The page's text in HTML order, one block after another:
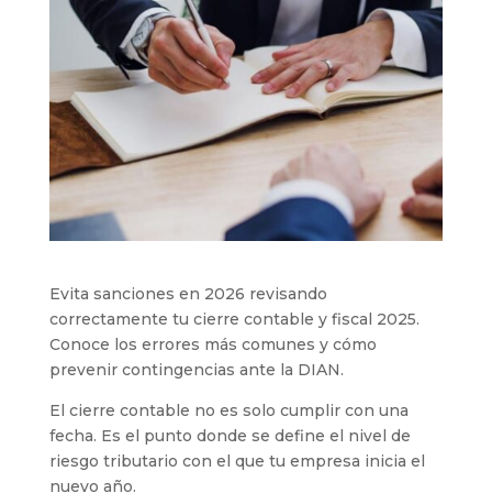
Evita sanciones en 2026 revisando
correctamente tu cierre contable y fiscal 2025.
Conoce los errores más comunes y cómo
prevenir contingencias ante la DIAN.
El cierre contable no es solo cumplir con una
fecha. Es el punto donde se define el nivel de
riesgo tributario con el que tu empresa inicia el
nuevo año.